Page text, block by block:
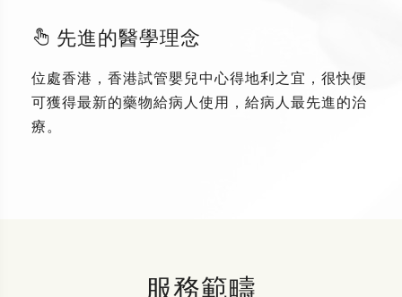
先進的醫學理念
位處香港，香港試管嬰兒中心得地利之宜，很快便
可獲得最新的藥物給病人使用，給病人最先進的治
療。
服務範疇